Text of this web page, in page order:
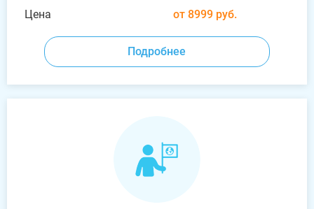
Цена
от 8999 руб.
Подробнее